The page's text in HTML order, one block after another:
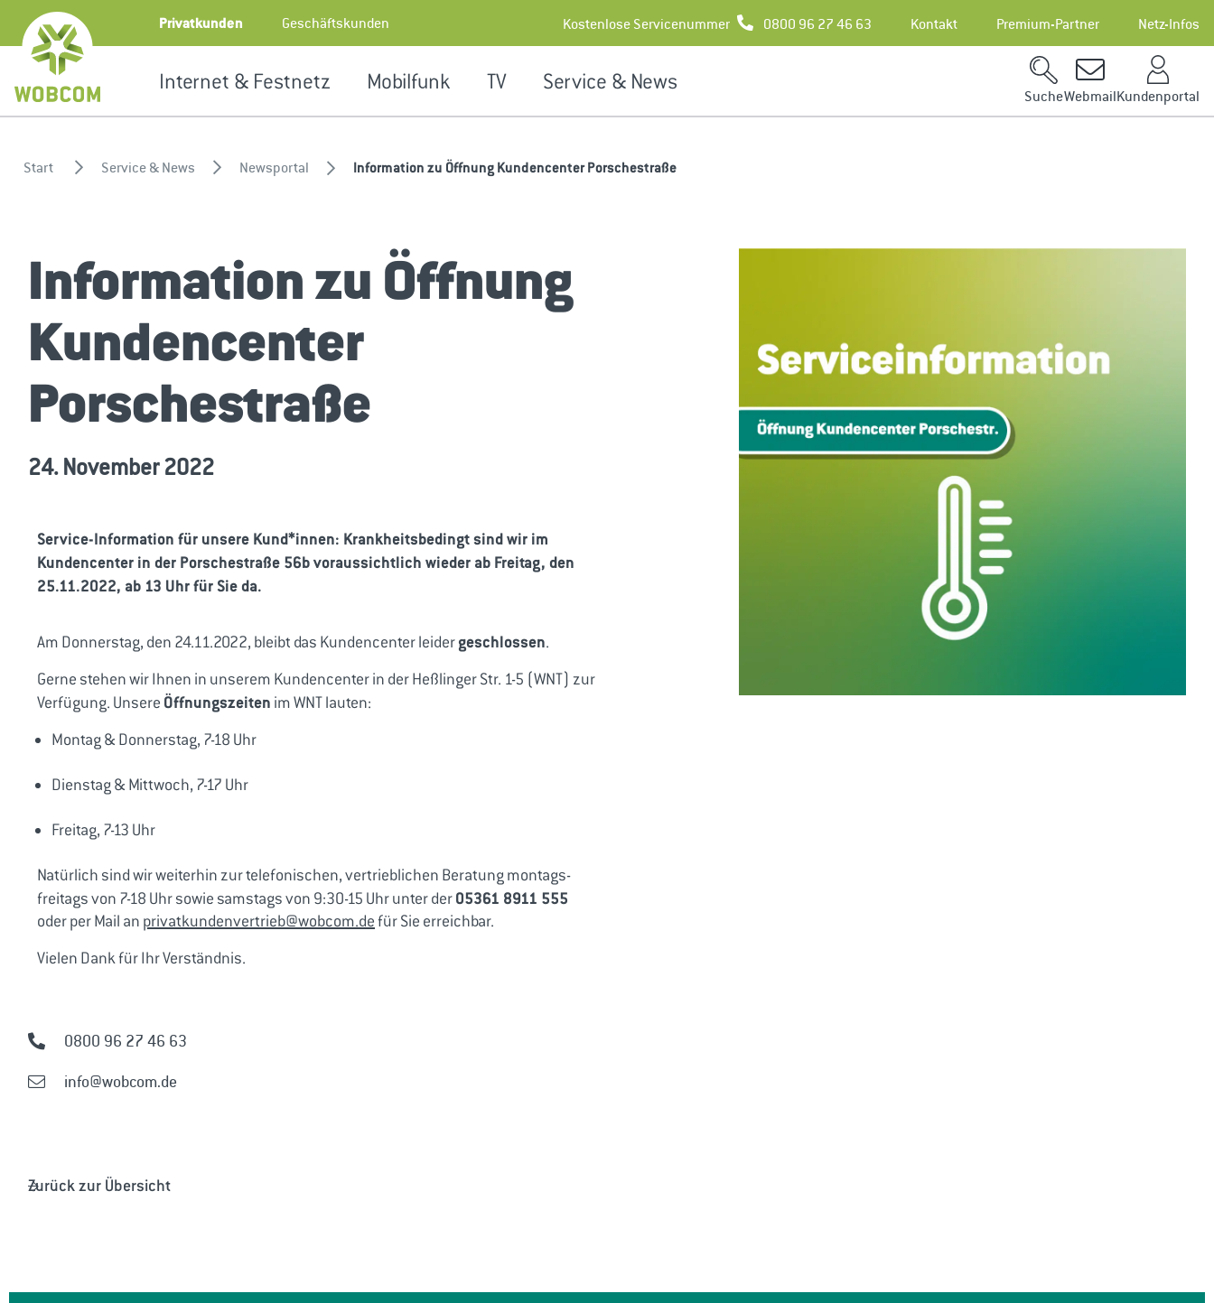
Zum Inhalt springen
Privatkunden Geschäftskunden 0800 96 27 46 63
Kostenlose Servicenummer Kontakt Premium-Partner Netz-Infos
Internet & Festnetz Mobilfunk TV Service & News
SucheWebmailKundenportal
Start Service & News Newsportal Information zu Öffnung Kundencenter Porschestraße
Information zu Öffnung
Kundencenter
Porschestraße
24. November 2022
Service-Information für unsere Kund*innen: Krankheitsbedingt sind wir im
Kundencenter in der Porschestraße 56b voraussichtlich wieder ab Freitag, den
25.11.2022, ab 13 Uhr für Sie da.
Am Donnerstag, den 24.11.2022, bleibt das Kundencenter leidergeschlossen.
Gerne stehen wir Ihnen in unserem Kundencenter in der Heßlinger Str. 1-5 (WNT) zur
Verfügung. Unsere Öffnungszeiten im WNT lauten:
Montag & Donnerstag, 7-18 Uhr
Dienstag & Mittwoch, 7-17 Uhr
Freitag, 7-13 Uhr
Natürlich sind wir weiterhin zur telefonischen, vertrieblichen Beratung montags-
freitags von 7-18 Uhr sowie samstags von 9:30-15 Uhr unter der05361 8911 555
oder per Mail an privatkundenvertrieb@wobcom.defür Sie erreichbar.
Vielen Dank für Ihr Verständnis.
0800 96 27 46 63
info@wobcom.de
Zurück zur Übersicht